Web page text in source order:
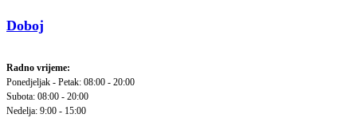
Doboj
Radno vrijeme:
Ponedjeljak - Petak: 08:00 - 20:00
Subota: 08:00 - 20:00
Nedelja: 9:00 - 15:00